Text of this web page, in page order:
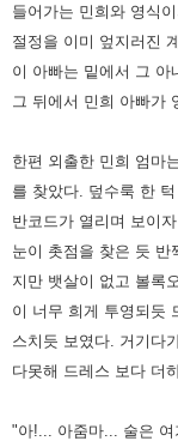
들어가는 민희와 영식
절 정을 이미 엎지러진
이 아빠는 밑에서 그 아
그 뒤에서 민희 아빠가
한편 외출한 민희 엄마
를 찾았다. 덮수룩 한
반코드가 열리며 보이
눈이 촛점을 찾은 듯 반
지만 뱃살이 없고 볼록
이 너무 희게 투영되듯
스치듯 보였다. 거기다
다못해 드레스 보다 더
"아!... 아줌마... 술은 여